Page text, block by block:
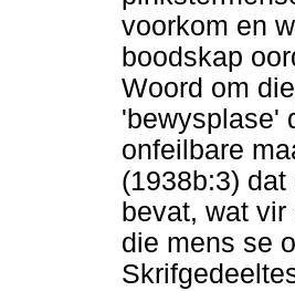
voorkom en
boodskap
Woord om
'bewysplase'
onfeilbare
(1938b:3)
bevat, wat
die mens se